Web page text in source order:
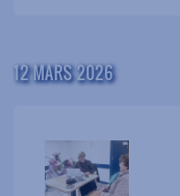
12 MARS 2026